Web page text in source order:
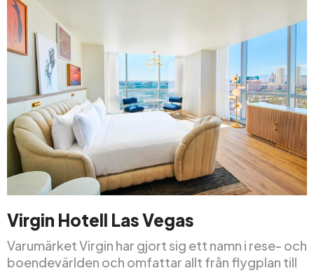
Virgin Hotell Las Vegas
Varumärket Virgin har gjort sig ett namn i rese- och
boendevärlden och omfattar allt från flygplan till